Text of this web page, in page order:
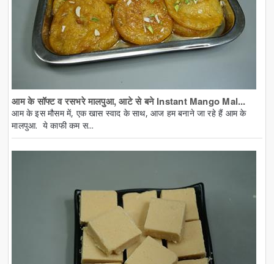
आम के सॉफ्ट व रसभरे मालपुआ, आटे से बने Instant Mango Mal...
आम के इस मौसम में, एक खास स्वाद के साथ, आज हम बनाने जा रहे हैं आम के
मालपुआ. ये काफी कम स...